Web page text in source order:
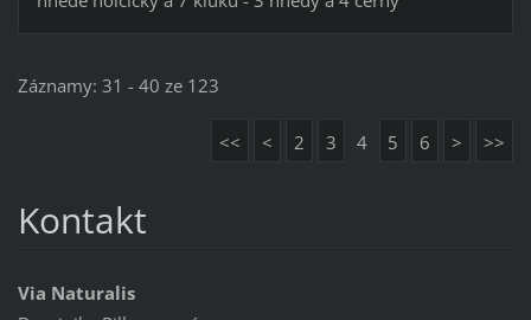
Záznamy: 31 - 40 ze 123
<< < 2 3 4 5 6 > >>
Kontakt
Via Naturalis